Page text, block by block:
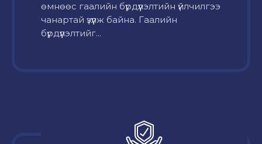
өмнөөс гаалийн бүрдүүлэлтийн үйлчилгээ
чанартай үзүүлж байна. Гаалийн
бүрдүүлэлтийг...